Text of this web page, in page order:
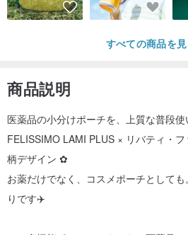
すべての商品を
商品説明
医薬品の小分けポーチを、上質な普段
FELISSIMO LAMI PLUS × リバティ・
柄デザイン ✿
お薬だけでなく、コスメポーチとして
りです✈️